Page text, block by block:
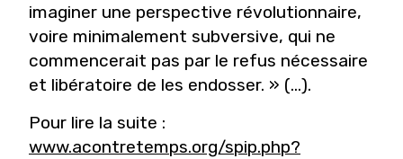
imaginer une perspective révolutionnaire,
voire minimalement subversive, qui ne
commencerait pas par le refus nécessaire
et libératoire de les endosser. » (...).
Pour lire la suite :
www.acontretemps.org/spip.php?